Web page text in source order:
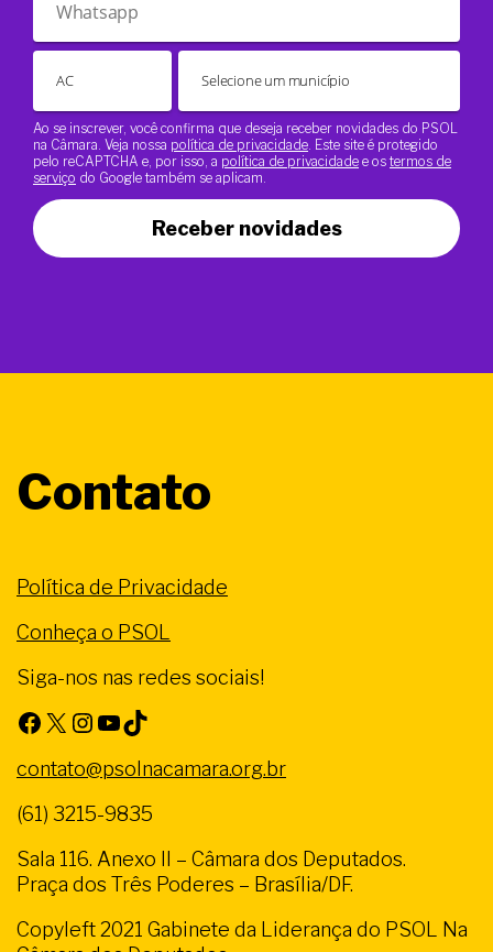
Ao se inscrever, você confirma que deseja receber novidades do PSOL
na Câmara. Veja nossa política de privacidade . Este site é protegido
pelo reCAPTCHA e, por isso, a política de privacidade e os termos de
serviço do Google também se aplicam.
Receber novidades
Contato
Política de Privacidade
Conheça o PSOL
Siga-nos nas redes sociais!
Facebook X Instagram Youtube TikTok
contato@psolnacamara.org.br
(61) 3215-9835
Sala 116. Anexo II – Câmara dos Deputados.
Praça dos Três Poderes – Brasília/DF.
Copyleft 2021 Gabinete da Liderança do PSOL Na